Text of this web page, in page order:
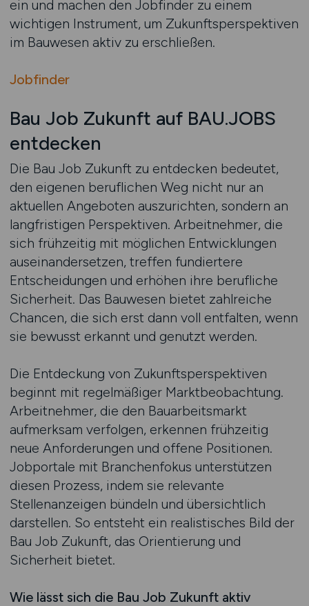
ein und machen den Jobfinder zu einem
wichtigen Instrument, um Zukunftsperspektiven
im Bauwesen aktiv zu erschließen.
Jobfinder
Bau Job Zukunft auf BAU.JOBS
entdecken
Die Bau Job Zukunft zu entdecken bedeutet,
den eigenen beruflichen Weg nicht nur an
aktuellen Angeboten auszurichten, sondern an
langfristigen Perspektiven. Arbeitnehmer, die
sich frühzeitig mit möglichen Entwicklungen
auseinandersetzen, treffen fundiertere
Entscheidungen und erhöhen ihre berufliche
Sicherheit. Das Bauwesen bietet zahlreiche
Chancen, die sich erst dann voll entfalten, wenn
sie bewusst erkannt und genutzt werden.
Die Entdeckung von Zukunftsperspektiven
beginnt mit regelmäßiger Marktbeobachtung.
Arbeitnehmer, die den Bauarbeitsmarkt
aufmerksam verfolgen, erkennen frühzeitig
neue Anforderungen und offene Positionen.
Jobportale mit Branchenfokus unterstützen
diesen Prozess, indem sie relevante
Stellenanzeigen bündeln und übersichtlich
darstellen. So entsteht ein realistisches Bild der
Bau Job Zukunft, das Orientierung und
Sicherheit bietet.
Wie lässt sich die Bau Job Zukunft aktiv